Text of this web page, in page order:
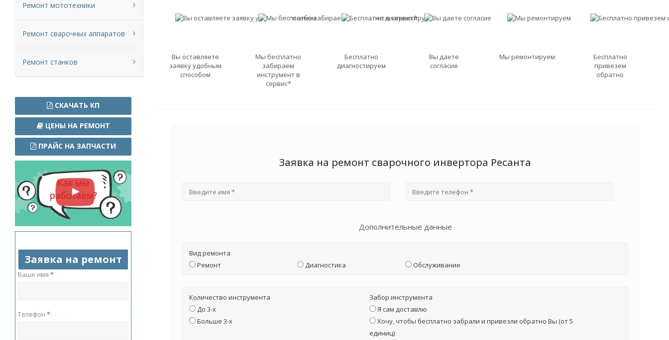
Вы оставляете
заявку удобным
способом
Мы бесплатно
забираем
инструмент в
сервис*
Бесплатно
диагностируем
Вы даете
согласие
Мы ремонтируем
Бесплатно
привезем
обратно
Заявка на ремонт сварочного инвертора Ресанта
Дополнительные данные
Вид ремонта
Ремонт
Диагностика Обслуживание
Количество инструмента
До 3-х
Больше 3-х
Забор инструмента
Я сам доставлю
Хочу, чтобы бесплатно забрали и привезли обратно Вы (от 5
единиц)
Ремонт мототехники
Ремонт сварочных аппаратов
Ремонт станков
СКАЧАТЬ КП
ЦЕНЫ НА РЕМОНТ
ПРАЙС НА ЗАПЧАСТИ
Заявка на ремонт
Ваше имя *
Телефон *